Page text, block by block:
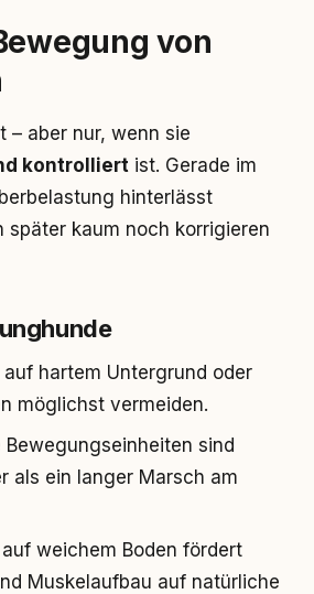
von
– aber nur, wenn sie
kontrolliert ist. Gerade im
hinterlässt
später kaum noch korrigieren
auf hartem Untergrund oder
möglichst vermeiden.
Bewegungseinheiten sind
als ein langer Marsch am
auf weichem Boden fördert
Muskelaufbau auf natürliche